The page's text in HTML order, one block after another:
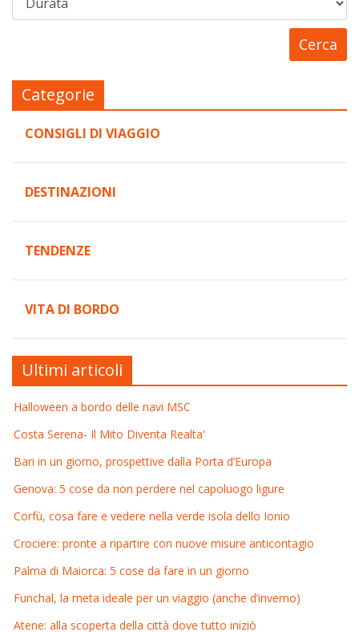
Categorie
CONSIGLI DI VIAGGIO
DESTINAZIONI
TENDENZE
VITA DI BORDO
Ultimi articoli
Halloween a bordo delle navi MSC
Costa Serena- Il Mito Diventa Realta'
Bari in un giorno, prospettive dalla Porta d’Europa
Genova: 5 cose da non perdere nel capoluogo ligure
Corfù, cosa fare e vedere nella verde isola dello Ionio
Crociere: pronte a ripartire con nuove misure anticontagio
Palma di Maiorca: 5 cose da fare in un giorno
Funchal, la meta ideale per un viaggio (anche d’inverno)
Atene: alla scoperta della città dove tutto iniziò